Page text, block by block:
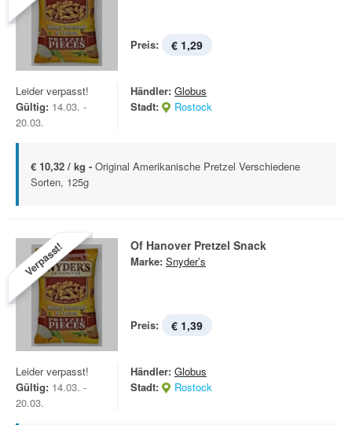
Preis: € 1,29
Leider verpasst!
Gültig: 14.03. -
20.03.
Händler: Globus
Stadt:
Rostock
€ 10,32 / kg - Original Amerikanische Pretzel Verschiedene
Sorten, 125g
Verpasst! Of Hanover Pretzel Snack
Marke: Snyder’s
Preis: € 1,39
Leider verpasst!
Gültig: 14.03. -
20.03.
Händler: Globus
Stadt:
Rostock